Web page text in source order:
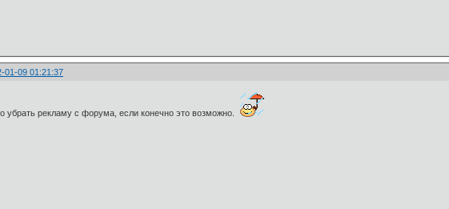
01-09 01:21:37
убрать рекламу с форума, если конечно это возможно.